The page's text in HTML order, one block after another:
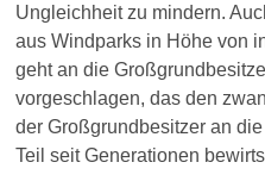
Ungleichheit zu mindern.
aus Windparks in Höhe von
geht an die
vorgeschlagen, das den
der Großgrundbesitzer an
Teil seit Generationen